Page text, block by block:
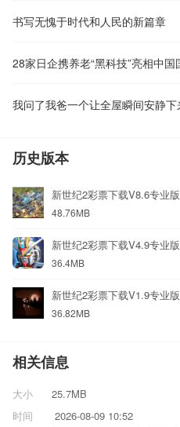
书写无愧于时代和人民的新篇章
历史版本
新世纪2彩票下载V8.6专业版
48.76MB
新世纪2彩票下载V4.9专业版
36.4MB
新世纪2彩票下载V1.9专业版
36.82MB
相关信息
大小
25.7MB
时间
2026-08-09 10:52